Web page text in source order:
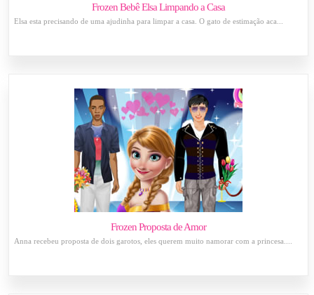
Frozen Bebê Elsa Limpando a Casa
Elsa esta precisando de uma ajudinha para limpar a casa. O gato de estimação aca...
Frozen Proposta de Amor
Anna recebeu proposta de dois garotos, eles querem muito namorar com a princesa....